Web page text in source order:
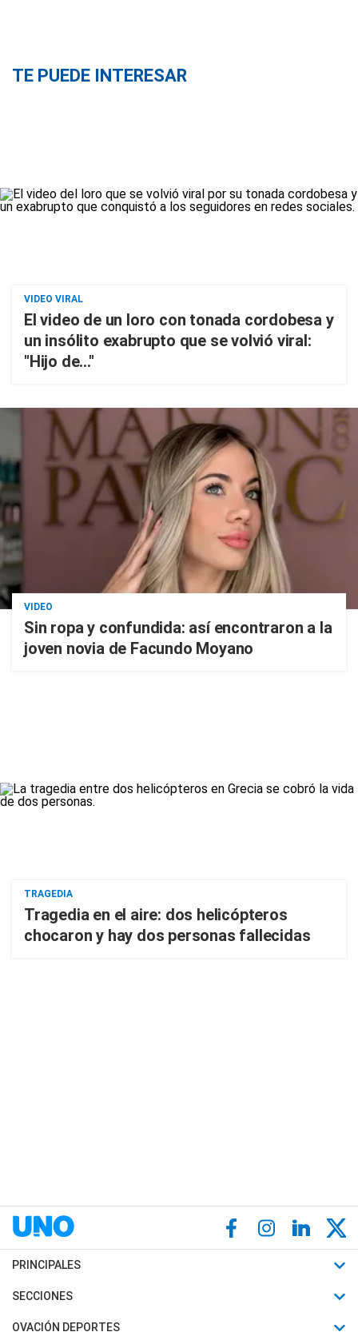
TE PUEDE INTERESAR
VIDEO VIRAL
El video de un loro con tonada cordobesa y
un insólito exabrupto que se volvió viral:
"Hijo de..."
VIDEO
Sin ropa y confundida: así encontraron a la
joven novia de Facundo Moyano
TRAGEDIA
Tragedia en el aire: dos helicópteros
chocaron y hay dos personas fallecidas
PRINCIPALES
Últimas Noticias
Política
SECCIONES
Horóscopo
OVACIÓN DEPORTES